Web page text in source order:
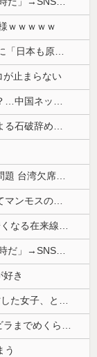
ｗｗｗｗｗ
長崎の語り部お爺ちゃん（84）、修学旅行生に「日本も原爆を持たないと負ける」と言われびっくり！ 被団協代表（85）も中学生に「核を持たないで日本...
が止まらない
なぜフランス人はこれほど日本が好きなのか？…中国ネット「中国と北朝鮮を除いて日本が好き」！
パさん「石破さんは世界でも珍しい、国民による石破辞めるなデモが自然発生した総理大臣です」
【速報】長崎市、中国に忖度して台湾と国際問題 台湾欠席「指定座席を使節団区域外にされた」と抗議
記録的猛暑の欧州、ドナウ川の水位が低下してマンモスの骨や沈没したドイツ軍の戦艦が出現
【驚愕】 新幹線じゃなく『帰省費4000円』安くなる在来線で帰省した結果ｗｗｗｗｗ
【外国人問題】 小野田紀美大臣「議論すべき時だ」→SNS「まだ議論もしてなかったんだ...」→小野田大臣「これが進歩状況です」めちゃくちゃ仕事して...
好き
【閲覧注意】 アフリカで ”魔女狩り” され死亡した女子、とんでもなくエ□い体してると話題に
【動画】 美人女優さん、映画でマ○コのビラビラまでめくらせてしまうｗｗｗｗｗｗ
う